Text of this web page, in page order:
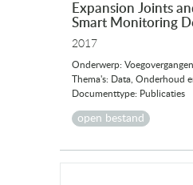
Expansion Joints
Smart Monitoring
2017
Onderwerp: Voegovergangen
Thema's: Data, Onderhoud
Documenttype: Publicaties
open bestand